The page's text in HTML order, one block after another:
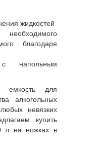
жидкостей
благодаря
напольным
емкость для
алкогольных
невязких
купить
л на ножках в